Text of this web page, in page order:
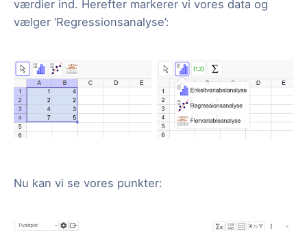
værdier ind. Herefter markerer vi vores data og
vælger ‘Regressionsanalyse’:
Nu kan vi se vores punkter: